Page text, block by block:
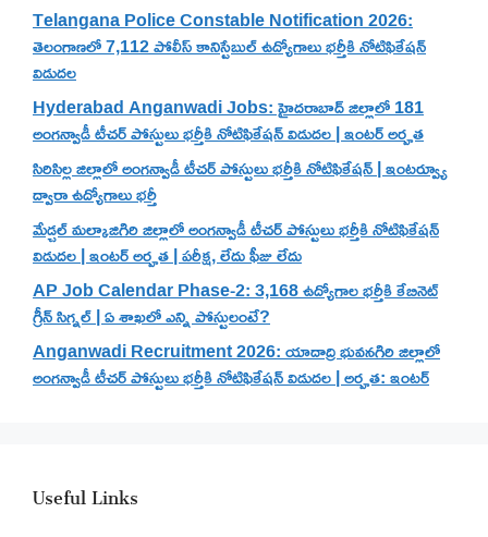
Telangana Police Constable Notification 2026:
తెలంగాణలో 7,112 పోలీస్ కానిస్టేబుల్ ఉద్యోగాలు భర్తీకి నోటిఫికేషన్
విడుదల
Hyderabad Anganwadi Jobs: హైదరాబాద్ జిల్లాలో 181
అంగన్వాడీ టీచర్ పోస్టులు భర్తీకి నోటిఫికేషన్ విడుదల | ఇంటర్ అర్హత
సిరిసిల్ల జిల్లాలో అంగన్వాడీ టీచర్ పోస్టులు భర్తీకి నోటిఫికేషన్ | ఇంటర్వ్యూ
ద్వారా ఉద్యోగాలు భర్తీ
మేడ్చల్ మల్కాజిగిరి జిల్లాలో అంగన్వాడీ టీచర్ పోస్టులు భర్తీకి నోటిఫికేషన్
విడుదల | ఇంటర్ అర్హత | పరీక్ష, లేదు ఫీజు లేదు
AP Job Calendar Phase-2: 3,168 ఉద్యోగాల భర్తీకి కేబినెట్
గ్రీన్ సిగ్నల్ | ఏ శాఖలో ఎన్ని పోస్టులంటే?
Anganwadi Recruitment 2026: యాదాద్రి భువనగిరి జిల్లాలో
అంగన్వాడీ టీచర్ పోస్టులు భర్తీకి నోటిఫికేషన్ విడుదల | అర్హత: ఇంటర్
Useful Links